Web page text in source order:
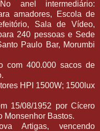
anel intermediário:
amadores, Escola de
Sala de Vídeo,
240 pessoas e Sede
Paulo Bar, Morumbi
com 400.000 sacos de
HPI 1500W; 1500lux
15/08/1952 por Cícero
Monsenhor Bastos.
Artigas, vencendo